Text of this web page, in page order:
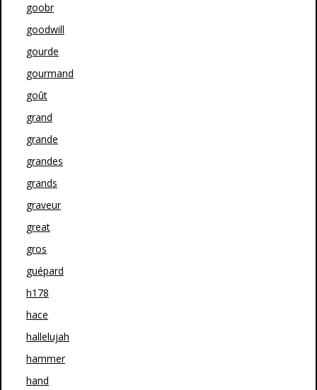
goobr
goodwill
gourde
gourmand
goût
grand
grande
grandes
grands
graveur
great
gros
guépard
h178
hace
hallelujah
hammer
hand